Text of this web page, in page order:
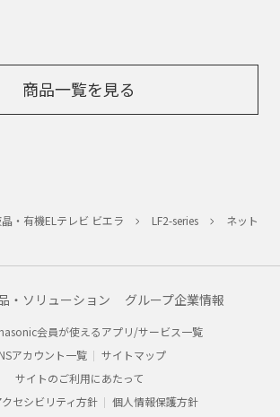
商品一覧を見る
・有機ELテレビ ビエラ LF2-series
ネット
・ソリューション グループ企業情報
会員が使えるアプリ/サービス一覧
アカウント一覧
サイトマップ
サイトのご利用にあたって
クセシビリティ方針
個人情報保護方針